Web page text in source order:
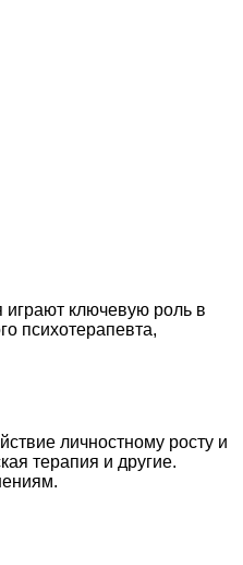
играют ключевую роль в
психотерапевта,
личностному росту и
терапия и другие.